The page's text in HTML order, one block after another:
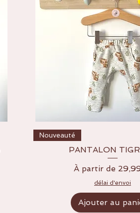
Nouveauté
PANTALON
À partir de
Prix
délai d'envoi
Ajouter au